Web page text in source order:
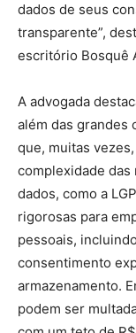
dados de seus
transparente”,
escritório Bosquê
A advogada
além das grandes
que, muitas
complexidade
dados, como a
rigorosas para
pessoais,
consentimento
armazenamento.
podem ser